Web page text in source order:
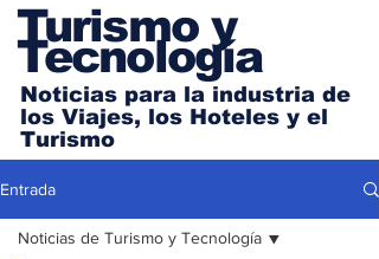
Turismo y
Tecnología
Noticias para la industria de
los Viajes, los Hoteles y el
Turismo
Entrada
Noticias de Turismo y Tecnología